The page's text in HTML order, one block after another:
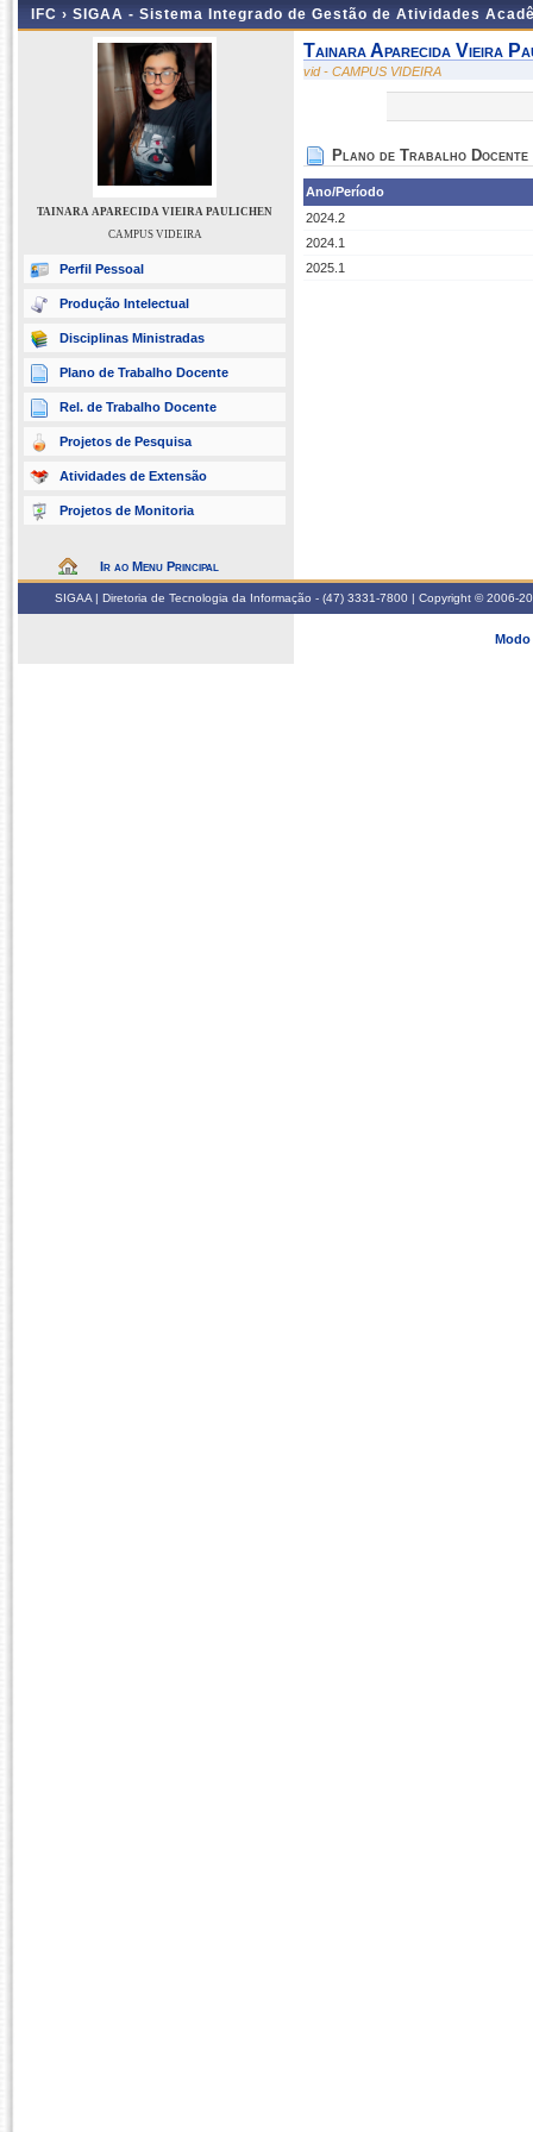
IFC › SIGAA - Sistema Integrado de Gestão de Atividades
TAINARA APARECIDA VIEIRA PAULICHEN
CAMPUS VIDEIRA
Perfil Pessoal
Produção Intelectual
Disciplinas Ministradas
Plano de Trabalho Docente
Rel. de Trabalho Docente
Projetos de Pesquisa
Atividades de Extensão
Projetos de Monitoria
Ir ao Menu Principal
Tainara Aparecida Vieira
vid - CAMPUS VIDEIRA
Plano de Trabalho Docente
Ano/Período
2024.2
2024.1
2025.1
SIGAA | Diretoria de Tecnologia da Informação - (47) 3331-7800 | Copyright © 2006-
Modo